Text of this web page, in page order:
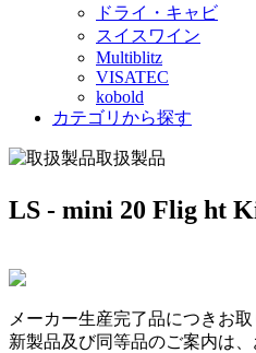
ドライ・キャビ
スイスワイン
Multiblitz
VISATEC
kobold
カテゴリから探す
取扱製品
LS - mini 20 Flig ht
メーカー生産完了品につきお
新製品及び同等品のご案内は